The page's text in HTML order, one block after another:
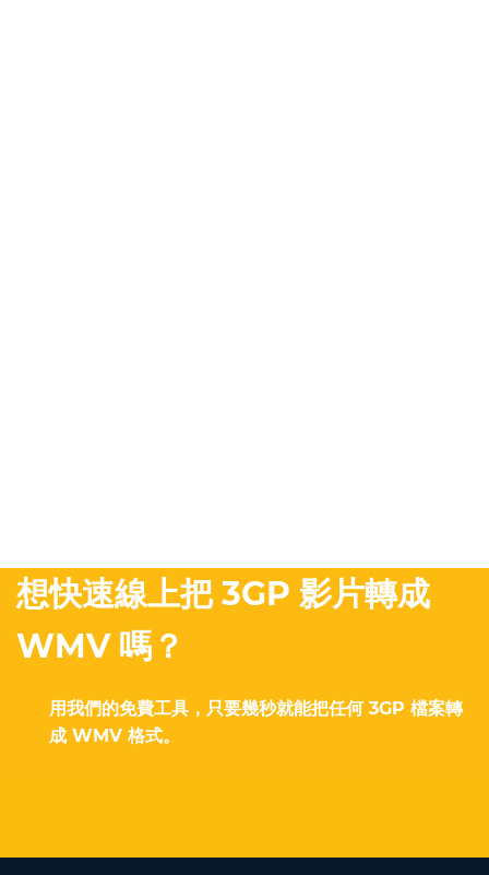
想快速線上把 3GP 影片轉成
WMV 嗎？
用我們的免費工具，只要幾秒就能把任何 3GP 檔案轉
成 WMV 格式。